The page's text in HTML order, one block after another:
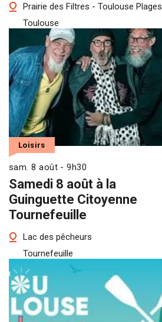
Prairie des Filtres - Toulouse Plages
Toulouse
Samedi 8 août à la
Guinguette Citoyenne
Tournefeuille
Loisirs
sam. 8 août - 9h30
Lac des pêcheurs
Tournefeuille